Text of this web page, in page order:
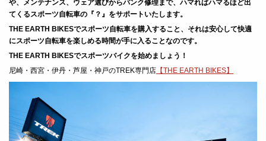
や、メンテナンス、ウェア選びからパンク修理まで、ハマればハマるほど出
てくるスポーツ自転車の『？』をサポートいたします。
THE EARTH BIKESでスポーツ自転車を購入すること、それは安心して快適
にスポーツ自転車を楽しめる時間が手に入ることなのです。
THE EARTH BIKESでスポーツバイクを始めましょう！
尼崎・西宮・伊丹・芦屋・神戸のTREK専門店 【THE EARTH BIKES】